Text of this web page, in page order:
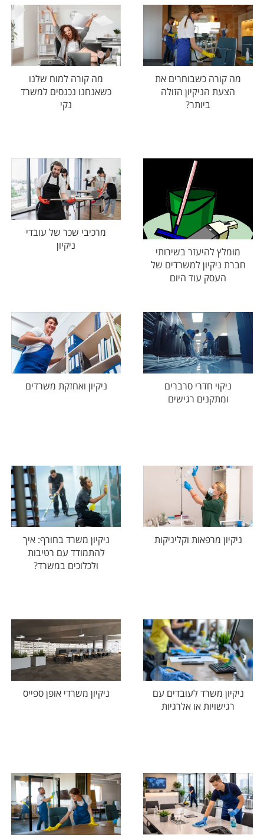
מה קורה כשבוחרים את
הצעת הניקיון הזולה
ביותר?
מה קורה למוח שלנו
כשאנחנו נכנסים למשרד
נקי
מומלץ להיעזר בשירותי
חברת ניקיון למשרדים של
העסק עוד היום
מרכיבי שכר של עובדי
ניקיון
ניקוי חדרי סרברים
ומתקנים רגישים
ניקיון ואחזקת משרדים
ניקיון מרפאות וקליניקות
ניקיון משרד בחורף: איך
להתמודד עם רטיבות
ולכלוכים במשרד?
ניקיון משרד לעובדים עם
רגישויות או אלרגיות
ניקיון משרדי אופן ספייס